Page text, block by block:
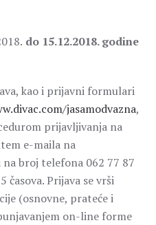
do 15.12.2018. godine
kao i prijavni formulari
jasamodvazna,
prijavljivanja na
e-maila na
broj telefona 062 77 87
časova. Prijava se vrši
(osnovne, prateće i
on-line forme